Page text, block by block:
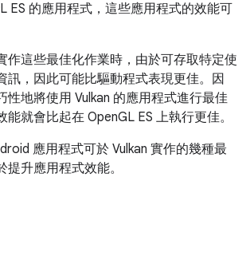
ES 的應用程式，這些應用程式的效能可
作這些最佳化作業時，由於可存取特定使
訊，因此可能比驅動程式表現更佳。因
性地將使用 Vulkan 的應用程式進行最佳
就會比起在 OpenGL ES 上執行更佳。
應用程式可於 Vulkan 實作的幾種最
升應用程式效能。